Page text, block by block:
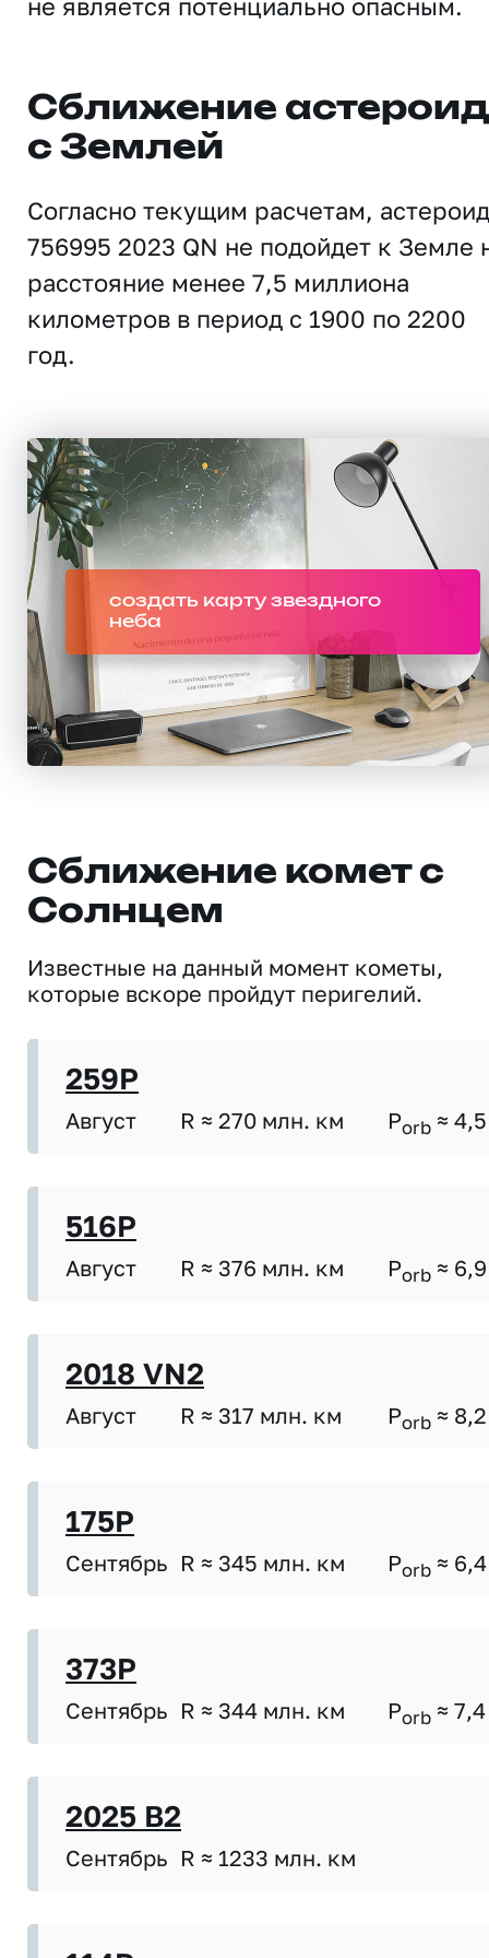
не является потенциально опасным.
Сближение
с Землей
Согласно текущим расчетам, астероид
756995 2023 QN не подойдет к Земле
расстояние менее 7,5 миллиона
километров в период с 1900 по 2200
год.
создать карту звездного
неба
Сближение комет с
Солнцем
Известные на данный момент кометы,
которые вскоре пройдут перигелий.
259P
Август R ≈ 270 млн. км Porb ≈ 4,5
516P
Август R ≈ 376 млн. км Porb ≈ 6,9
2018 VN2
Август R ≈ 317 млн. км Porb ≈ 8,2
175P
Сентябрь R ≈ 345 млн. км Porb ≈ 6,4
373P
Сентябрь R ≈ 344 млн. км Porb ≈ 7,4
2025 B2
Сентябрь R ≈ 1233 млн. км